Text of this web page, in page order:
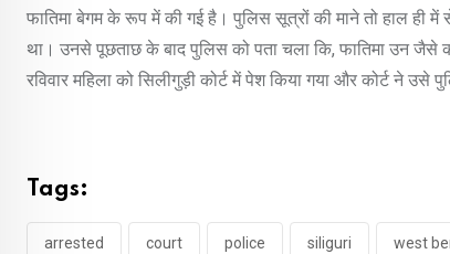
फातिमा बेगम के रूप में की गई है। पुलिस सूत्रों की माने तो हाल ही में
था। उनसे पूछताछ के बाद पुलिस को पता चला कि, फातिमा उन जैसे
रविवार महिला को सिलीगुड़ी कोर्ट में पेश किया गया और कोर्ट ने उसे
Tags:
arrested court police siliguri west